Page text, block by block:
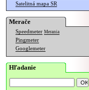
Satelitná mapa SR
Merače
Speedmeter Merania
Pingmeter
Googlemeter
Hľadanie